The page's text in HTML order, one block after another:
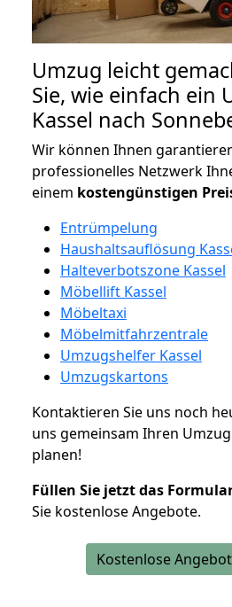
Umzug leicht
Sie, wie einfach ein
Kassel nach
Wir können Ihnen
professionelles Netzwerk
einem kostengünstigen
Entrümpelung
Haushaltsauflösung
Halteverbotszone Kassel
Möbellift Kassel
Möbeltaxi
Möbelmitfahrzentrale
Umzugshelfer Kassel
Umzugskartons
Kontaktieren Sie uns noch
uns gemeinsam Ihren
planen!
Füllen Sie jetzt das
Sie kostenlose Angebote.
Kostenlose